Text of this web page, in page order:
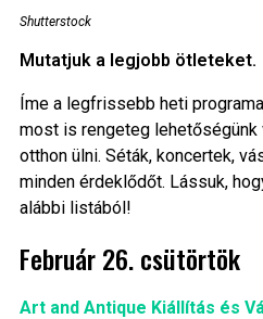
Shutterstock
Mutatjuk a legjobb ötleteket.
Íme a legfrissebb heti
most is rengeteg lehetőségünk
otthon ülni. Séták, koncertek,
minden érdeklődőt. Lássuk,
alábbi listából!
Február 26. csütörtök
Art and Antique Kiállítás és